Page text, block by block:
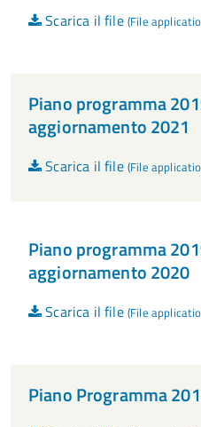
Scarica il file (File
Piano programma
aggiornamento 2021
Scarica il file (File
Piano programma
aggiornamento 2020
Scarica il file (File
Piano Programma